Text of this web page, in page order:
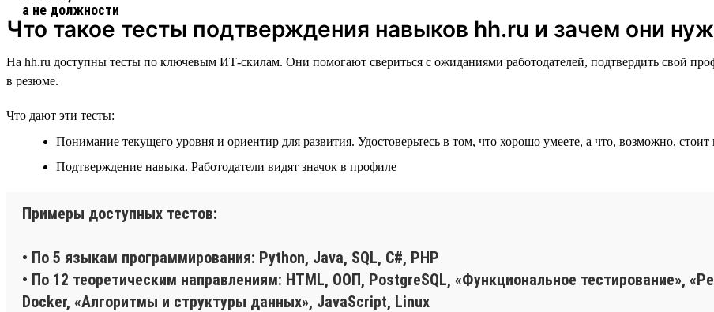
Что такое тесты подтверждения навыков hh.ru и зачем они
На hh.ru доступны тесты по ключевым ИТ-скилам. Они помогают свериться с ожиданиями работодателей, подтвердить свой
в резюме.
Что дают эти тесты:
Понимание текущего уровня и ориентир для развития. Удостоверьтесь в том, что хорошо умеете, а что, возможно, стоит
Подтверждение навыка. Работодатели видят значок в профиле
Примеры доступных тестов:
• По 5 языкам программирования: Python, Java, SQL, C#, PHP
• По 12 теоретическим направлениям: HTML, ООП, PostgreSQL, «Функциональное тестирование»,
Docker, «Алгоритмы и структуры данных», JavaScript, Linux